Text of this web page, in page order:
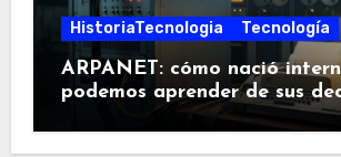
HistoriaTecnologia Tecnología
ARPANET: cómo nació
podemos aprender de sus